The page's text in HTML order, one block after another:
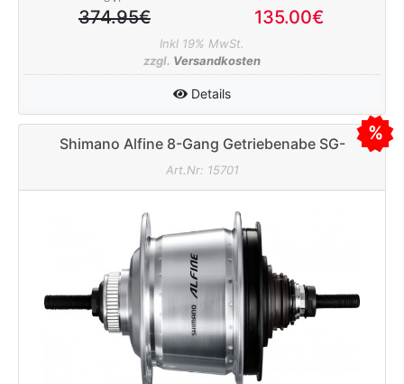
374.95€ 135.00€
Inkl 19% MwSt.
zzgl. Versandkosten
Details
Shimano Alfine 8-Gang Getriebenabe SG-
Art.Nr: 15701